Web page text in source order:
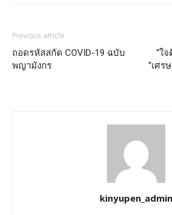
Previous article
ถอดรหัสสกัด COVID-19 ฉบับ
พญามังกร
“ใ
“เศร
kinyupen_admin